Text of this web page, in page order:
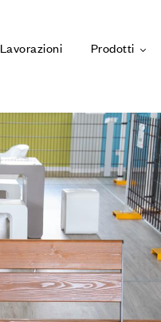
Lavorazioni Prodotti